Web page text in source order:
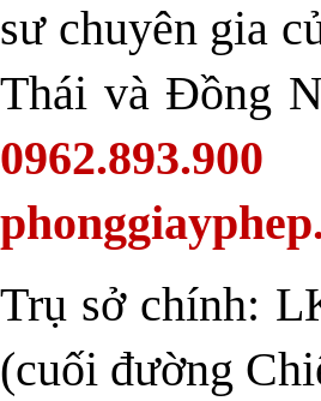
sư chuyên gia
Thái và Đồng
0962.893.900
Trụ sở chính:
(cuối đường